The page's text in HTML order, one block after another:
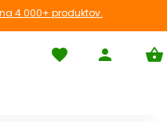
4 000+ produktov.
favorite person shopping_basket